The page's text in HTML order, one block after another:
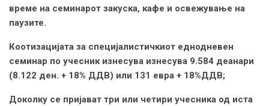
време на семинарот закуска, кафе и освежување на
паузите.
Коотизацијата за специјалистичкиот еднодневен
семинар по учесник изнесува изнесува 9.584 деанари
(8.122 ден. + 18% ДДВ) или 131 евра + 18%ДДВ;
Доколку се пријават три или четири учесника од иста